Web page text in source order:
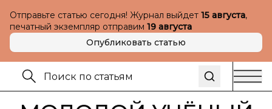
Отправьте статью сегодня! Журнал выйдет 15 августа,
печатный экземпляр отправим 19 августа
Опубликовать статью